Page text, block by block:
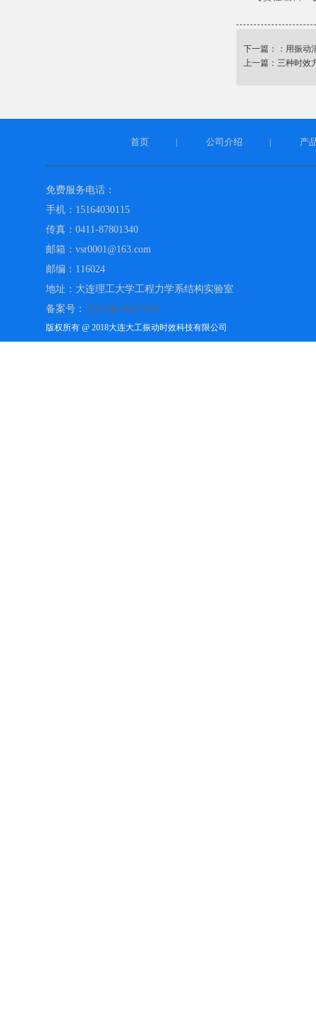
下一篇：： 用振动
上一篇： 三种时效
首页 公司介绍 产
免费服务电话：
手机：15164030115
传真：0411-87801340
邮箱：vsr0001@163.com
邮编：116024
地址：大连理工大学工程力学系结构实验室
备案号：
辽ICP备10010710号
版权所有 @ 2018大连大工振动时效科技有限公司